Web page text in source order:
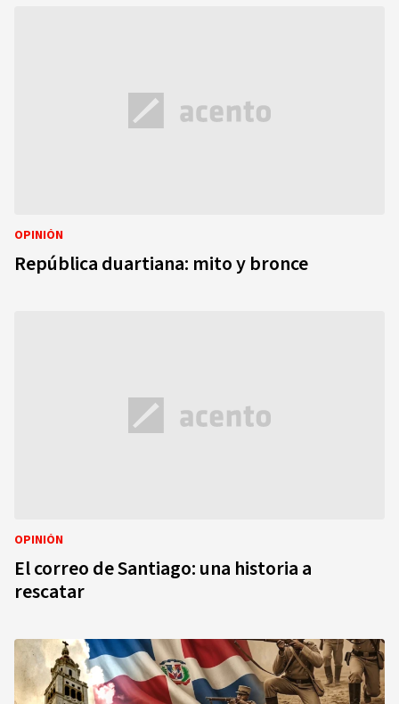
OPINIÓN
República duartiana: mito y bronce
OPINIÓN
El correo de Santiago: una historia a
rescatar